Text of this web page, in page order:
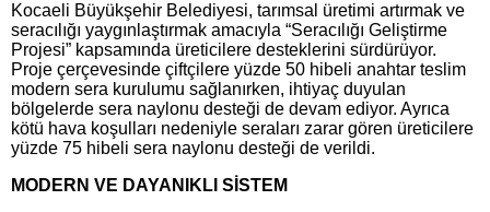
Kocaeli Büyükşehir Belediyesi, tarımsal üretimi artırmak ve
seracılığı yaygınlaştırmak amacıyla “Seracılığı Geliştirme
Projesi” kapsamında üreticilere desteklerini sürdürüyor.
Proje çerçevesinde çiftçilere yüzde 50 hibeli anahtar teslim
modern sera kurulumu sağlanırken, ihtiyaç duyulan
bölgelerde sera naylonu desteği de devam ediyor. Ayrıca
kötü hava koşulları nedeniyle seraları zarar gören üreticilere
yüzde 75 hibeli sera naylonu desteği de verildi.
MODERN VE DAYANIKLI SİSTEM